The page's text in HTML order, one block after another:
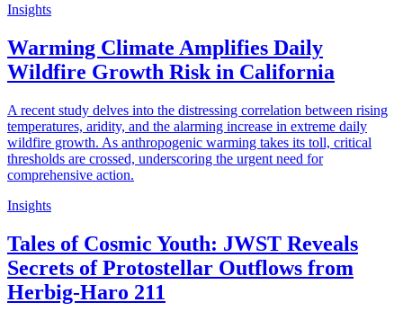
Insights
Warming Climate Amplifies Daily
Wildfire Growth Risk in California
A recent study delves into the distressing correlation between rising
temperatures, aridity, and the alarming increase in extreme daily
wildfire growth. As anthropogenic warming takes its toll, critical
thresholds are crossed, underscoring the urgent need for
comprehensive action.
Insights
Tales of Cosmic Youth: JWST Reveals
Secrets of Protostellar Outflows from
Herbig-Haro 211